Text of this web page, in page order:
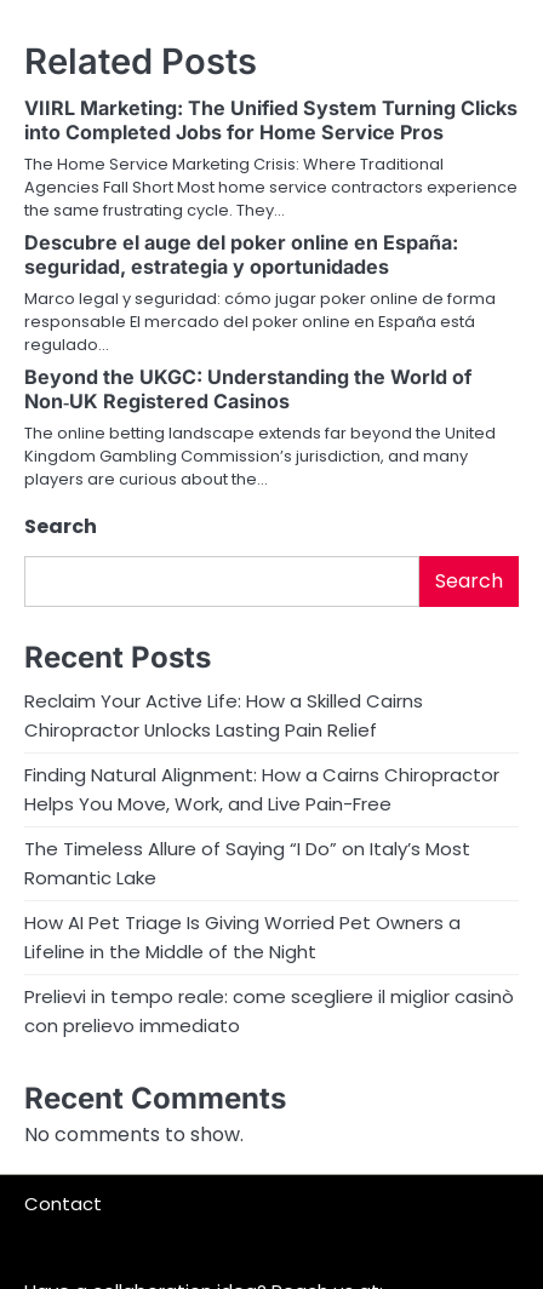
n
a
v
i
g
a
t
i
o
n
Related Posts
VIIRL Marketing: The Unified System Turning Clicks
into Completed Jobs for Home Service Pros
The Home Service Marketing Crisis: Where Traditional
Agencies Fall Short Most home service contractors experience
the same frustrating cycle. They…
Descubre el auge del poker online en España:
seguridad, estrategia y oportunidades
Marco legal y seguridad: cómo jugar poker online de forma
responsable El mercado del poker online en España está
regulado…
Beyond the UKGC: Understanding the World of
Non‑UK Registered Casinos
The online betting landscape extends far beyond the United
Kingdom Gambling Commission’s jurisdiction, and many
players are curious about the…
Search
Search
Recent Posts
Reclaim Your Active Life: How a Skilled Cairns
Chiropractor Unlocks Lasting Pain Relief
Finding Natural Alignment: How a Cairns Chiropractor
Helps You Move, Work, and Live Pain-Free
The Timeless Allure of Saying “I Do” on Italy’s Most
Romantic Lake
How AI Pet Triage Is Giving Worried Pet Owners a
Lifeline in the Middle of the Night
Prelievi in tempo reale: come scegliere il miglior casinò
con prelievo immediato
Recent Comments
No comments to show.
Contact